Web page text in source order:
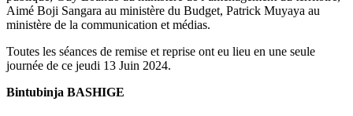
Aimé Boji Sangara au ministère du Budget, Patrick Muyaya au
ministère de la communication et médias.
Toutes les séances de remise et reprise ont eu lieu en une seule
journée de ce jeudi 13 Juin 2024.
Bintubinja BASHIGE